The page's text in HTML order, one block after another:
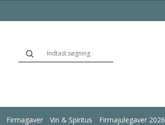
Firmagaver Vin & Spiritus Firmajulegaver 2026